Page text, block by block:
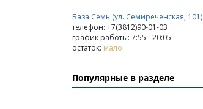
База Семь (ул. Семиреченская, 101)
телефон: +7(3812)90-01-03
график работы: 7:55 - 20:05
остаток: мало
Популярные в разделе